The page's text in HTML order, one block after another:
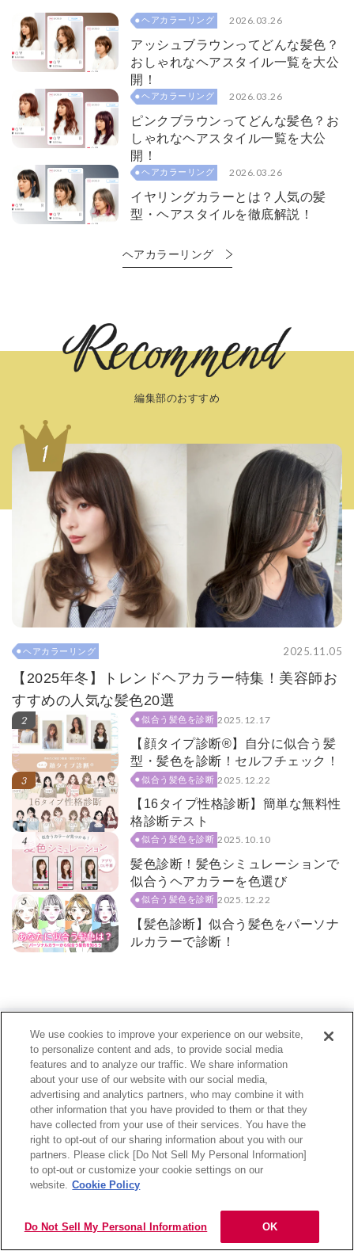
ヘアカラーリング 2026.03.26
アッシュブラウンってどんな髪色？
おしゃれなヘアスタイル一覧を大公
開！
ヘアカラーリング 2026.03.26
ピンクブラウンってどんな髪色？お
しゃれなヘアスタイル一覧を大公
開！
ヘアカラーリング 2026.03.26
イヤリングカラーとは？人気の髪
型・ヘアスタイルを徹底解説！
ヘアカラーリング
編集部のおすすめ
ヘアカラーリング 2025.11.05
【2025年冬】トレンドヘアカラー特集！美容師お
すすめの人気な髪色20選
似合う髪色を診断 2025.12.17
【顔タイプ診断®】自分に似合う髪
型・髪色を診断！セルフチェック！
似合う髪色を診断 2025.12.22
【16タイプ性格診断】簡単な無料性
格診断テスト
似合う髪色を診断 2025.10.10
髪色診断！髪色シミュレーションで
似合うヘアカラーを色選び
似合う髪色を診断 2025.12.22
【髪色診断】似合う髪色をパーソナ
ルカラーで診断！
キャンペーン・特集
We use cookies to improve your experience on our website,
to personalize content and ads, to provide social media
features and to analyze our traffic. We share information
about your use of our website with our social media,
advertising and analytics partners, who may combine it with
other information that you have provided to them or that they
have collected from your use of their services. You have the
right to opt-out of our sharing information about you with our
partners. Please click [Do Not Sell My Personal Information]
to opt-out or customize your cookie settings on our
website. Cookie Policy
Do Not Sell My Personal Information OK